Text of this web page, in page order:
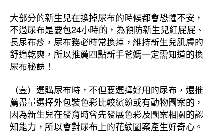
大部分的新生兒在換掉尿布的時候都會恐懼不安，
不過尿布是要包24小時的，為預防新生兒紅屁屁、
長尿布疹，尿布務必時常換掉，維持新生兒肌膚的
舒適乾爽，所以推薦四點新手爸媽一定需知道的換
尿布秘訣！
（壹）選購尿布時，不但要選擇好用的尿布，還推
薦盡量選擇外包裝色彩比較繽紛或有動物圖案的，
因為新生兒在發育時會先發展色彩及圖案相關的認
知能力，所以會對尿布上的花紋圖案產生好奇心。